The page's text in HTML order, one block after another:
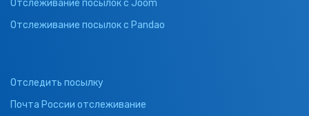
Отслеживание посылок с Joom
Отслеживание посылок с Pandao
Отследить посылку
Почта России отслеживание